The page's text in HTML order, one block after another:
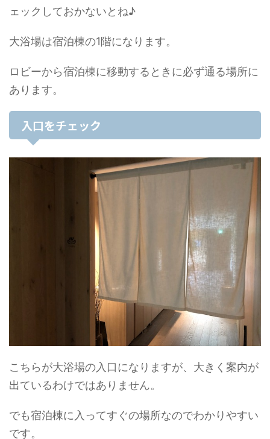
ェックしておかないとね♪
大浴場は宿泊棟の1階になります。
ロビーから宿泊棟に移動するときに必ず通る場所に
あります。
入口をチェック
こちらが大浴場の入口になりますが、大きく案内が
出ているわけではありません。
でも宿泊棟に入ってすぐの場所なのでわかりやすい
です。